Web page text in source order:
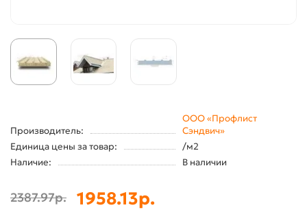
Производитель:
ООО «Профлист
Сэндвич»
Единица цены за товар:
/м2
Наличие:
В наличии
2387.97р. 1958.13р.